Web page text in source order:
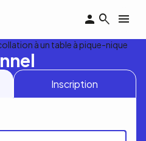
Inscription